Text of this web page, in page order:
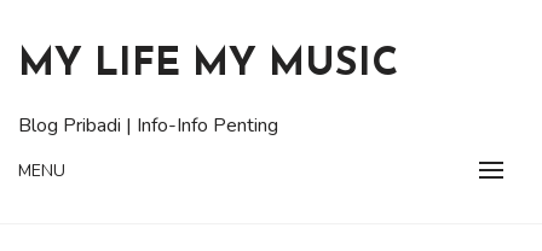
content
MY LIFE MY MUSIC
Blog Pribadi | Info-Info Penting
MENU